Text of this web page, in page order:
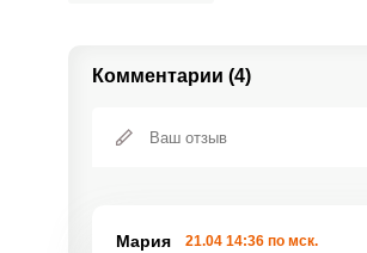
Комментарии (4)
Мария 21.04 14:36 по мск.